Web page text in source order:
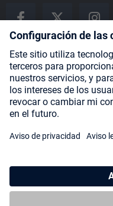
Payment Methods
Shipping
* Todos los precios
gastos de